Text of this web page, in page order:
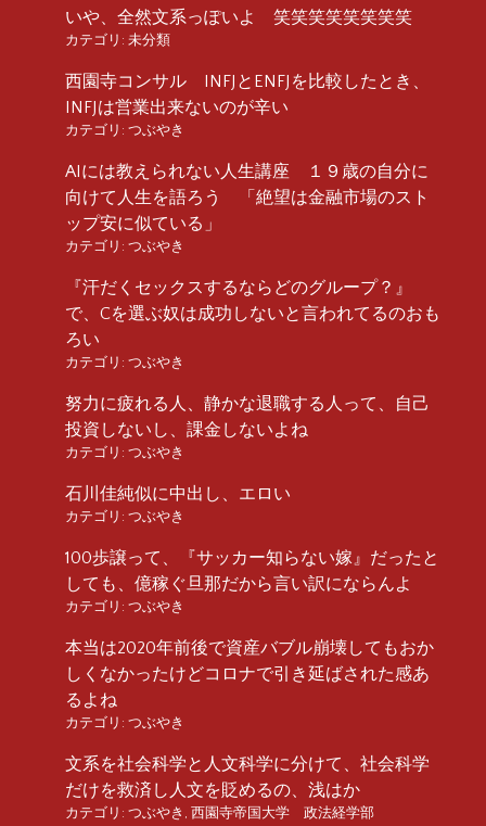
いや、全然文系っぽいよ 笑笑笑笑笑笑笑笑
カテゴリ: 未分類
西園寺コンサル INFJとENFJを比較したとき、
INFJは営業出来ないのが辛い
カテゴリ: つぶやき
AIには教えられない人生講座 １９歳の自分に
向けて人生を語ろう 「絶望は金融市場のスト
ップ安に似ている」
カテゴリ: つぶやき
『汗だくセックスするならどのグループ？』
で、Cを選ぶ奴は成功しないと言われてるのおも
ろい
カテゴリ: つぶやき
努力に疲れる人、静かな退職する人って、自己
投資しないし、課金しないよね
カテゴリ: つぶやき
石川佳純似に中出し、エロい
カテゴリ: つぶやき
100歩譲って、『サッカー知らない嫁』だったと
しても、億稼ぐ旦那だから言い訳にならんよ
カテゴリ: つぶやき
本当は2020年前後で資産バブル崩壊してもおか
しくなかったけどコロナで引き延ばされた感あ
るよね
カテゴリ: つぶやき
文系を社会科学と人文科学に分けて、社会科学
だけを救済し人文を貶めるの、浅はか
カテゴリ: つぶやき 西園寺帝国大学 政法経学部